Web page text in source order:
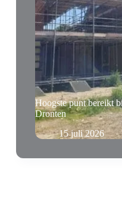
Hoogste punt bereikt
Dronten
15 juli 2026